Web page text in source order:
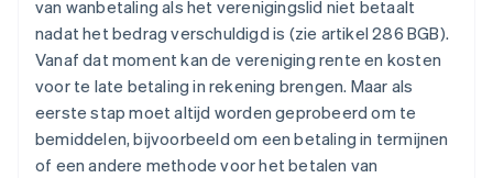
van wanbetaling als het verenigingslid niet betaalt
nadat het bedrag verschuldigd is (zie artikel 286 BGB).
Vanaf dat moment kan de vereniging rente en kosten
voor te late betaling in rekening brengen. Maar als
eerste stap moet altijd worden geprobeerd om te
bemiddelen, bijvoorbeeld om een betaling in termijnen
of een andere methode voor het betalen van